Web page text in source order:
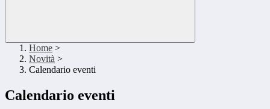
Home >
Novità >
Calendario eventi
Calendario eventi